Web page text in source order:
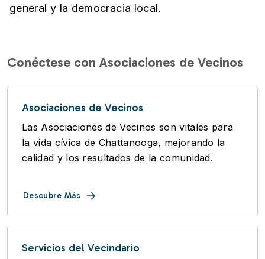
general y la democracia local.
Conéctese con Asociaciones de Vecinos
Asociaciones de Vecinos
Las Asociaciones de Vecinos son vitales para
la vida cívica de Chattanooga, mejorando la
calidad y los resultados de la comunidad.
Descubre Más
Servicios del Vecindario